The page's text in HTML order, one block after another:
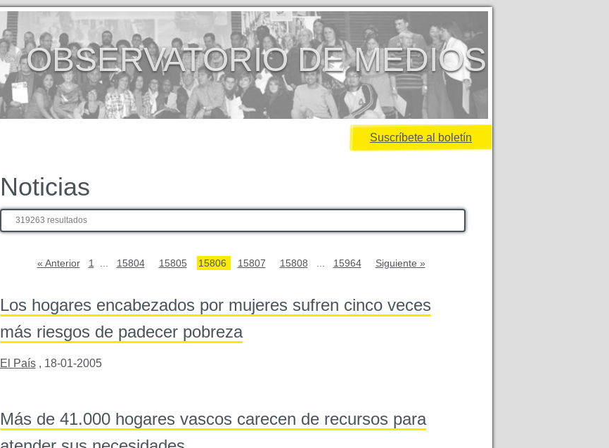
OBSERVATORIO DE MEDIOS
Suscríbete al boletín
Noticias
319263 resultados
« Anterior 1 15804 15805 15806 15807 15808 15964 Siguiente »
Los hogares encabezados por mujeres sufren cinco veces
más riesgos de padecer pobreza
El País , 18-01-2005
Más de 41.000 hogares vascos carecen de recursos para